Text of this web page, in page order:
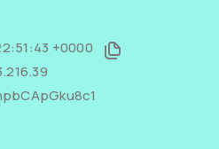
+0000